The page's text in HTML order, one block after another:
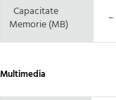
Capacitate
Memorie (MB)
–
Multimedia